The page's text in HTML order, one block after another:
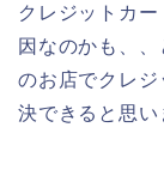
クレジットカ
因なのかも、
のお店でクレ
決できると思い